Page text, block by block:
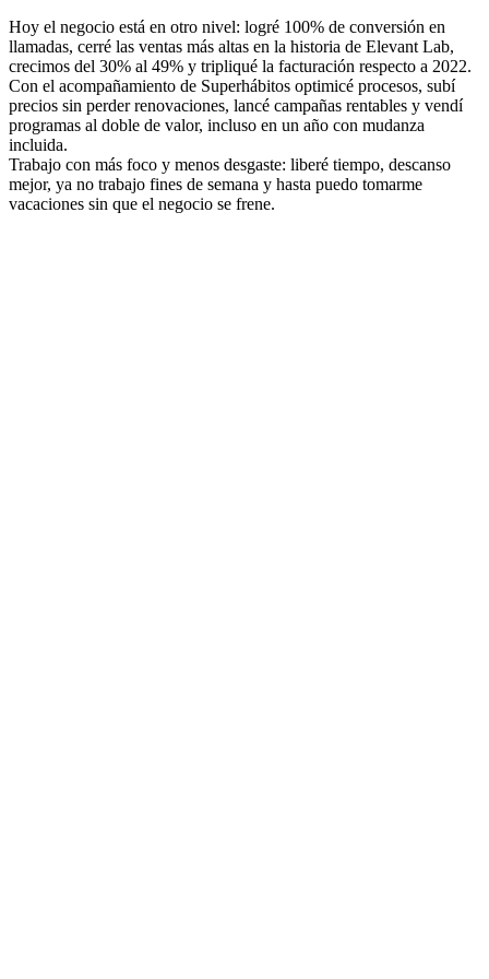
Hoy el negocio está en otro nivel: logré 100% de conversión en
llamadas, cerré las ventas más altas en la historia de Elevant Lab,
crecimos del 30% al 49% y tripliqué la facturación respecto a 2022.
Con el acompañamiento de Superhábitos optimicé procesos, subí
precios sin perder renovaciones, lancé campañas rentables y vendí
programas al doble de valor, incluso en un año con mudanza
incluida.
Trabajo con más foco y menos desgaste: liberé tiempo, descanso
mejor, ya no trabajo fines de semana y hasta puedo tomarme
vacaciones sin que el negocio se frene.